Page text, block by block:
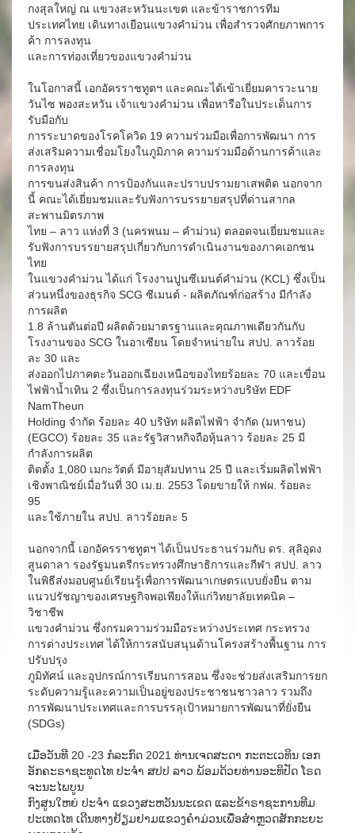
กงสุลใหญ่ ณ แขวงสะหวันนะเขต และข้าราชการทีม
ประเทศไทย เดินทางเยือนแขวงคำม่วน เพื่อสำรวจศักยภาพการ
ค้า การลงทุน
และการท่องเที่ยวของแขวงคำม่วน
ในโอกาสนี้ เอกอัครราชทูตฯ และคณะได้เข้าเยี่ยมคารวะนาย
วันไซ พองสะหวัน เจ้าแขวงคำม่วน เพื่อหารือในประเด็นการ
รับมือกับ
การระบาดของโรคโควิด 19 ความร่วมมือเพื่อการพัฒนา การ
ส่งเสริมความเชื่อมโยงในภูมิภาค ความร่วมมือด้านการค้าและ
การลงทุน
การขนส่งสินค้า การป้องกันและปราบปรามยาเสพติด นอกจาก
นี้ คณะได้เยี่ยมชมและรับฟังการบรรยายสรุปที่ด่านสากล
สะพานมิตรภาพ
ไทย – ลาว แห่งที่ 3 (นครพนม – คำม่วน) ตลอดจนเยี่ยมชมและ
รับฟังการบรรยายสรุปเกี่ยวกับการดำเนินงานของภาคเอกชน
ไทย
ในแขวงคำม่วน ได้แก่ โรงงานปูนซีเมนต์คำม่วน (KCL) ซึ่งเป็น
ส่วนหนึ่งของธุรกิจ SCG ซีเมนต์ - ผลิตภัณฑ์ก่อสร้าง มีกำลัง
การผลิต
1.8 ล้านตันต่อปี ผลิตด้วยมาตรฐานและคุณภาพเดียวกันกับ
โรงงานของ SCG ในอาเซียน โดยจำหน่ายใน สปป. ลาวร้อย
ละ 30 และ
ส่งออกไปภาคตะวันออกเฉียงเหนือของไทยร้อยละ 70 และเขื่อน
ไฟฟ้าน้ำเทิน 2 ซึ่งเป็นการลงทุนร่วมระหว่างบริษัท EDF
NamTheun
Holding จำกัด ร้อยละ 40 บริษัท ผลิตไฟฟ้า จำกัด (มหาชน)
(EGCO) ร้อยละ 35 และรัฐวิสาหกิจถือหุ้นลาว ร้อยละ 25 มี
กำลังการผลิต
ติดตั้ง 1,080 เมกะวัตต์ มีอายุสัมปทาน 25 ปี และเริ่มผลิตไฟฟ้า
เชิงพาณิชย์เมื่อวันที่ 30 เม.ย. 2553 โดยขายให้ กฟผ. ร้อยละ
95
และใช้ภายใน สปป. ลาวร้อยละ 5
นอกจากนี้ เอกอัครราชทูตฯ ได้เป็นประธานร่วมกับ ดร. สุลิอุดง
สูนดาลา รองรัฐมนตรีกระทรวงศึกษาธิการและกีฬา สปป. ลาว
ในพิธีส่งมอบศูนย์เรียนรู้เพื่อการพัฒนาเกษตรแบบยั่งยืน ตาม
แนวปรัชญาของเศรษฐกิจพอเพียงให้แก่วิทยาลัยเทคนิค –
วิชาชีพ
แขวงคำม่วน ซึ่งกรมความร่วมมือระหว่างประเทศ กระทรวง
การต่างประเทศ ได้ให้การสนับสนุนด้านโครงสร้างพื้นฐาน การ
ปรับปรุง
ภูมิทัศน์ และอุปกรณ์การเรียนการสอน ซึ่งจะช่วยส่งเสริมการยก
ระดับความรู้และความเป็นอยู่ของประชาชนชาวลาว รวมถึง
การพัฒนาประเทศและการบรรลุเป้าหมายการพัฒนาที่ยั่งยืน
(SDGs)
ເມື່ອວັນທີ 20 -23 ກໍລະກົດ 2021 ທ່ານເຈດສະດາ ກະຕະເວທິນ ເອກ
ອັກຄະຣາຊະທູດໄທ ປະຈຳ ສປປ ລາວ ພ້ອມດ້ວຍທ່ານອະທິປັດ ໂຣດ
ຈະນະໄພບູນ
ກົງສູນໃຫຍ່ ປະຈຳ ແຂວງສະຫວັນນະເຂດ ແລະຂ້າຣາຊະການທີມ
ປະເທດໄທ ເດີນທາງຢ້ຽມຢາມແຂວງຄຳມ່ວນເພື່ອສຳຫຼວດສັກກະຍະ